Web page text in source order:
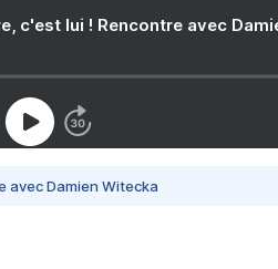
c'est lui ! Rencontre avec
avec Damien Witecka